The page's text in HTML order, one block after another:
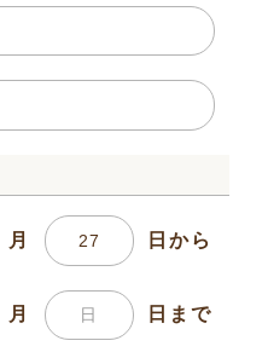
月 日から
月 日まで